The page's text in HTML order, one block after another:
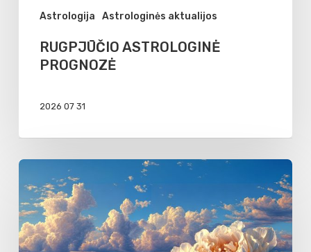
Astrologija Astrologinės aktualijos
RUGPJŪČIO ASTROLOGINĖ
PROGNOZĖ
2026 07 31
jaunatis
Vėžio
zodiako